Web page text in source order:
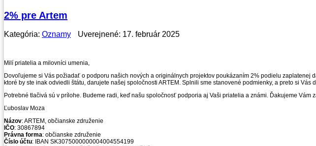
2% pre Artem
Kategória: Oznamy Uverejnené: 17. február 2025
Milí priatelia a milovníci umenia,
Dovoľujeme si Vás požiadať o podporu našich nových a originálnych projektov poukázaním 2% podielu
ktoré by ste inak odviedli štátu, darujete našej spoločnosti ARTEM. Splnili sme stanovené podmienky, a preto si
Potrebné tlačivá sú v prílohe. Budeme radi, keď našu spoločnosť podporia aj Vaši priatelia a známi. Ďakujeme Vám
Ľuboslav Moza
Názov: ARTEM, občianske združenie
IČO: 30867894
Právna forma: občianske združenie
Číslo účtu: IBAN SK3075000000004004554199